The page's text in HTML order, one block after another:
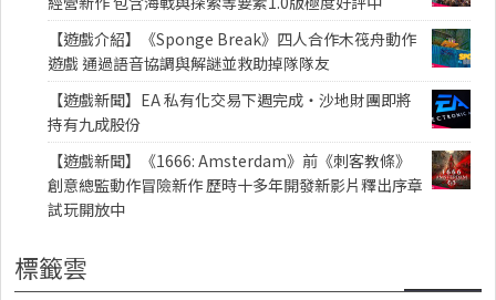
【遊戲介紹】《Sponge Break》四人合作木筏舟動作
遊戲 通過語音協調與解謎並救助掉隊隊友
【遊戲新聞】EA 私有化交易下週完成・沙地財團即將
持有九成股份
【遊戲新聞】《1666: Amsterdam》前《刺客教條》
創意總監動作冒險新作 歷時十多年開發新影片釋出序章
試玩開放中
標籤雲